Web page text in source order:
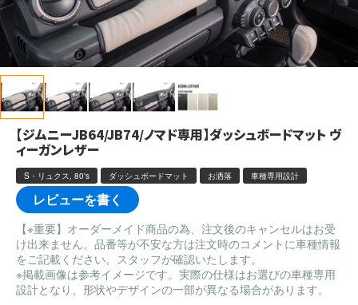
【ジムニーJB64/JB74/ノマド専用】ダッシュボードマット ヴ
ィーガンレザー
S・リュクス, 80's ダッシュボードマット お洒落 車種専用設計
レビューを書く
【※重要】オーダーメイド商品の為、注文後のキャンセルはお受
け出来ません。品番等が不安な方は注文時のコメントに車種情報
をご記載ください。スタッフが確認いたします。
※掲載画像は参考イメージです。実際の仕様はお選びの車種専用
設計となり、形状やデザインの一部が異なる場合があります。